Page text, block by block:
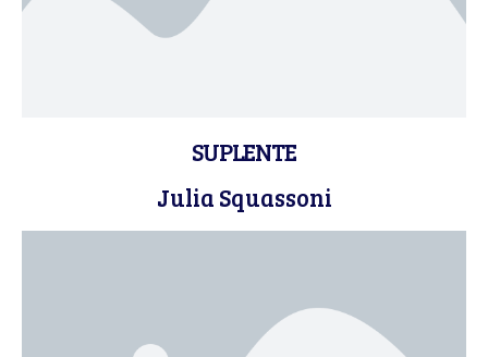
SUPLENTE
Julia Squassoni